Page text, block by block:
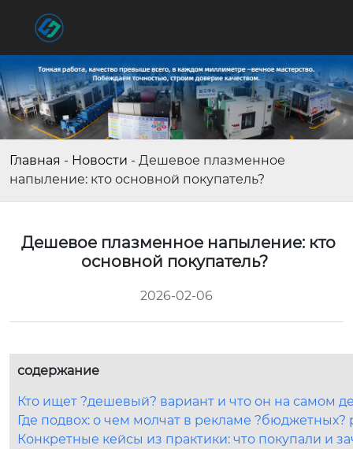
Главная - Новости - Дешевое плазменное
напыление: кто основной покупатель?
Дешевое плазменное напыление: кто
основной покупатель?
2026-02-06
содержание
Кто ищет ?дешевый? вариант и что он на самом
Где подвох: о чем молчат в рекламе
Конкретные кейсы из практики: что покупали и